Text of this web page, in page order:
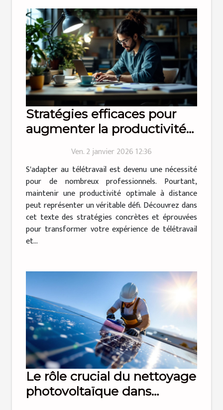
Stratégies efficaces pour
augmenter la productivité
Ven. 2 janvier 2026 12:36
S'adapter au télétravail est devenu une nécessité
pour de nombreux professionnels. Pourtant,
maintenir une productivité optimale à distance
peut représenter un véritable défi. Découvrez dans
cet texte des stratégies concrètes et éprouvées
pour transformer votre expérience de télétravail
et...
Le rôle crucial du nettoyage
photovoltaïque dans